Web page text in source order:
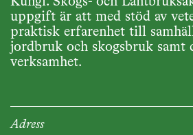
uppgift är att med stöd av
praktisk erfarenhet till
jordbruk och skogsbruk samt
verksamhet.
Adress